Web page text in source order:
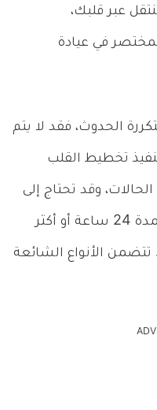
عبر قلبك،
في عيادة
الحدوث، فقد لا يتم
تخطيط القلب
وقد تحتاج إلى
استخدام جهاز مراقبة محمول لمدة 24 ساعة أو أكثر
تتضمن الأنواع الشائعة